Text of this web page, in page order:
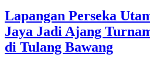
Lapangan Perseka
Jaya Jadi Ajang
di Tulang Bawang